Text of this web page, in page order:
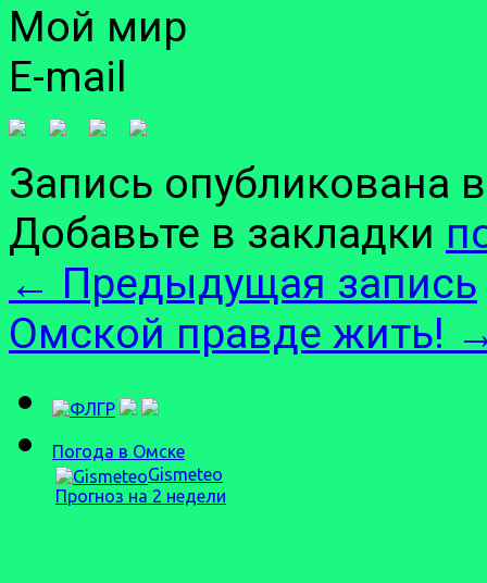
Мой мир
E-mail
Запись опубликована
Добавьте в закладки
← Предыдущая запись
Омской правде жить!
Погода в Омске
Gismeteo
Прогноз на 2 недели